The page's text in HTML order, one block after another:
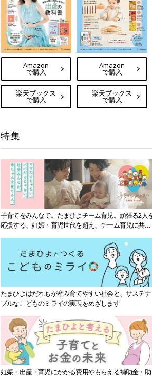
Amazon
で購入
楽天ブックス
で購入
Amazon
で購入
楽天ブックス
で購入
特集
子育てをみんなで。たまひよチーム育児。頑張る2人
応援する、妊娠・育児世代を超え、チーム育児に共感
たまひよはだれもが産み育てやすい社会と、サステナ
ブルなこどものミライの実現をめざします
妊娠・出産・育児にかかる費用やもらえる補助金・助